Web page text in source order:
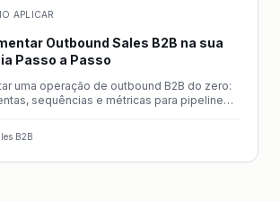
APLICAR
Outbound Sales B2B na sua
Passo a Passo
uma operação de outbound B2B do zero:
sequências e métricas para pipeline
B2B